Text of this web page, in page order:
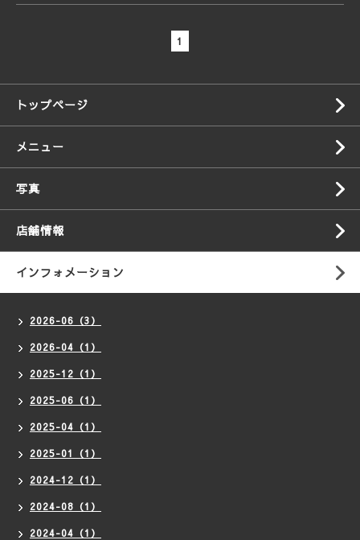
1
トップページ
メニュー
写真
店舗情報
インフォメーション
2026-06（3）
2026-04（1）
2025-12（1）
2025-06（1）
2025-04（1）
2025-01（1）
2024-12（1）
2024-08（1）
2024-04（1）